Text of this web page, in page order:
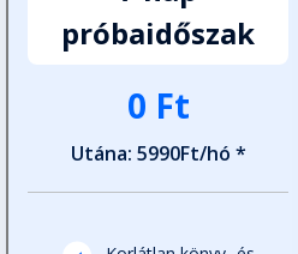
próbaidőszak
0 Ft
Utána: 5990Ft/hó *